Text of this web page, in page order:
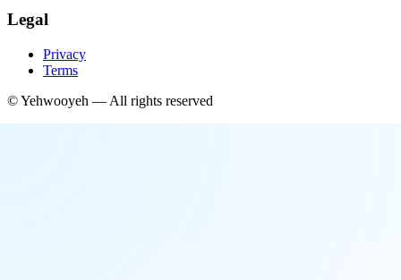
Legal
Privacy
Terms
©Yehwooyeh — All rights reserved